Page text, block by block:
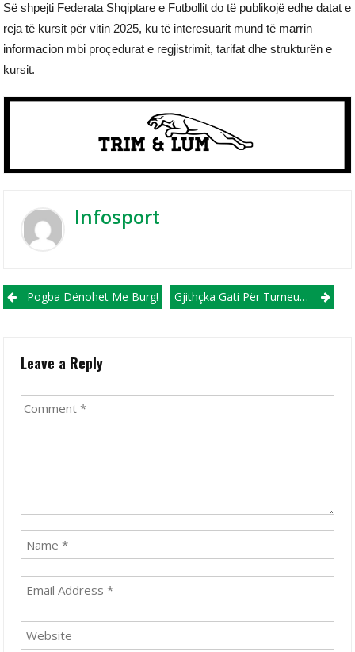
Së shpejti Federata Shqiptare e Futbollit do të publikojë edhe datat e
reja të kursit për vitin 2025, ku të interesuarit mund të marrin
informacion mbi proçedurat e regjistrimit, tarifat dhe strukturën e
kursit.
Infosport
Post navigation
Pogba Dënohet Me Burg! Gjithçka Gati Për Turneun Memorial Mentaz Alajbegu&Hajrush Sinani
Leave a Reply